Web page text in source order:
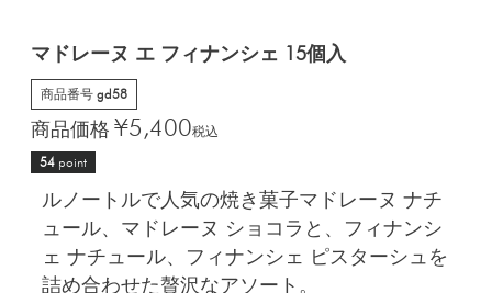
マドレーヌ エ フィナンシェ 15個入
商品番号 gd58
商品価格 ¥5,400税込
54 point
ルノートルで人気の焼き菓子マドレーヌ ナチ
ュール、マドレーヌ ショコラと、フィナンシ
ェ ナチュール、フィナンシェ ピスターシュを
詰め合わせた贅沢なアソート。